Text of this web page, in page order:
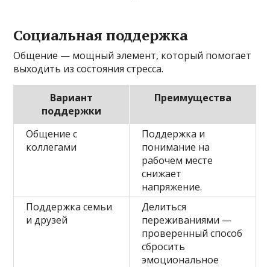
Социальная поддержка
Общение — мощный элемент, который помогает
выходить из состояния стресса.
Вариант
поддержки
Преимущества
Общение с
коллегами
Поддержка и
понимание на
рабочем месте
снижает
напряжение.
Поддержка семьи
и друзей
Делиться
переживаниями —
проверенный способ
сбросить
эмоциональное